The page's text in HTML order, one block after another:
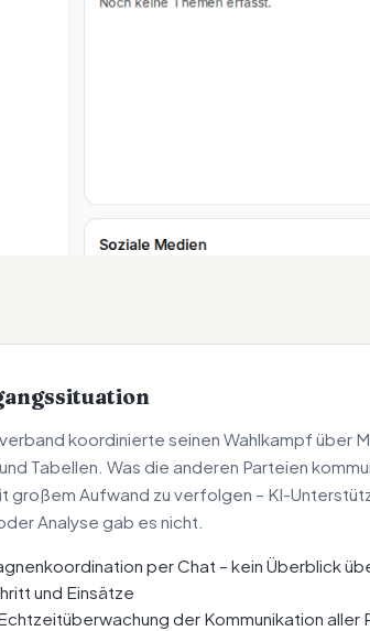
koordinierte seinen Wahlkampf über
Tabellen. Was die anderen Parteien
großem Aufwand zu verfolgen – KI-
Analyse gab es nicht.
per Chat – kein Überblick
und Einsätze
der Kommunikation aller